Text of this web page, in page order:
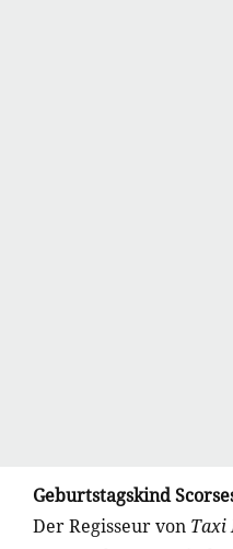
Geburtstagskind
Der Regisseur von Taxi